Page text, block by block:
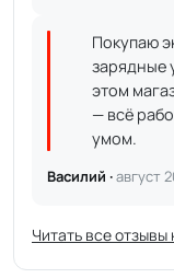
Покупаю
зарядные
этом
— всё
умом.
Василий ·август
Читать все